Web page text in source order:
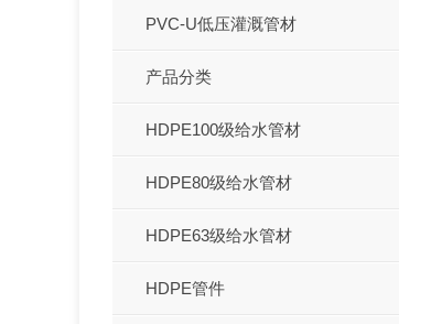
PVC-U低压灌溉管材
产品分类
HDPE100级给水管材
HDPE80级给水管材
HDPE63级给水管材
HDPE管件